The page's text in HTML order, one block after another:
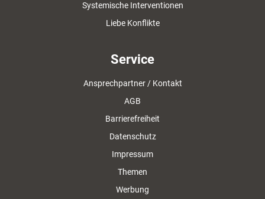
Systemische Interventionen
Liebe Konflikte
Service
Ansprechpartner / Kontakt
AGB
Barrierefreiheit
Datenschutz
Impressum
Themen
Werbung